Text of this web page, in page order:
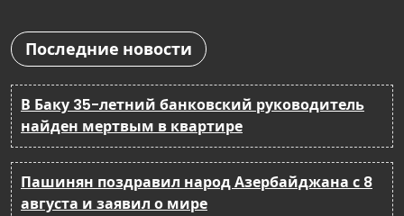
Последние новости
В Баку 35-летний банковский руководитель
найден мертвым в квартире
Пашинян поздравил народ Азербайджана с 8
августа и заявил о мире